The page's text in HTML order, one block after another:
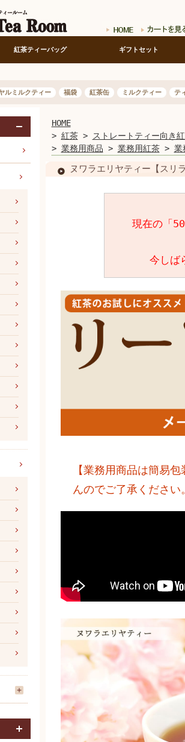
紅茶ティーバッグ ギフトセット
ルミルクティー 福袋 紅茶缶 ミルクティー テ
HOME
> 紅茶>
ストレートティー向き
> 業務用商品 > 業務用紅茶> 業
ヌワラエリヤティー【スリ
現在の「
今しば
【業務用商品は簡易
んのでご了承ください